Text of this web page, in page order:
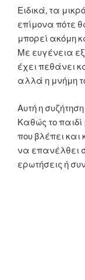
Ειδικά, τα
επίμονα πότε
μπορεί ακόμη
Με ευγένεια
έχει πεθάνει
αλλά η μνήμη
Αυτή η
Καθώς το
που βλέπει και
να επανέλθει
ερωτήσεις ή